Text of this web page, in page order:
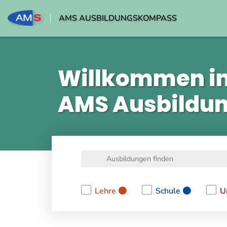
AMS AUSBILDUNGSKOMPASS
Willkommen
AMS
Lehre Schule